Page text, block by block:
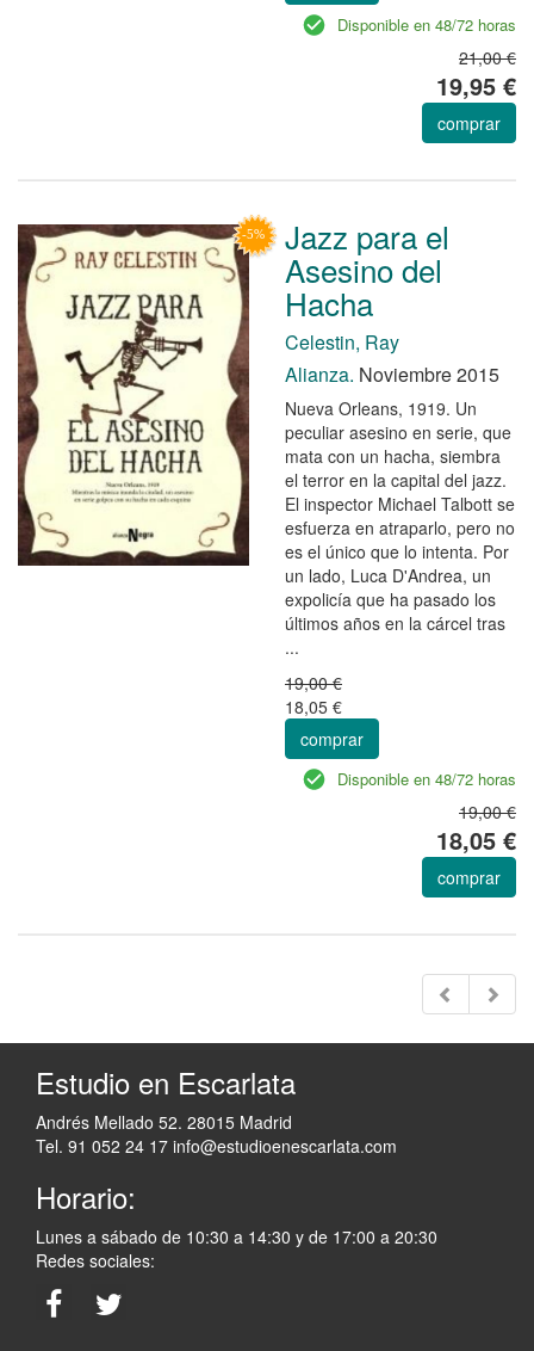
Disponible en 48/72 horas
21,00 €
19,95 €
comprar
Jazz para el
Asesino del
Hacha
Celestin, Ray
Alianza. Noviembre 2015
Nueva Orleans, 1919. Un
peculiar asesino en serie, que
mata con un hacha, siembra
el terror en la capital del jazz.
El inspector Michael Talbott se
esfuerza en atraparlo, pero no
es el único que lo intenta. Por
un lado, Luca D'Andrea, un
expolicía que ha pasado los
últimos años en la cárcel tras
...
19,00 €
18,05 €
comprar
Disponible en 48/72 horas
19,00 €
18,05 €
comprar
Estudio en Escarlata
Andrés Mellado 52. 28015 Madrid
Tel. 91 052 24 17 info@estudioenescarlata.com
Horario:
Lunes a sábado de 10:30 a 14:30 y de 17:00 a 20:30
Redes sociales: